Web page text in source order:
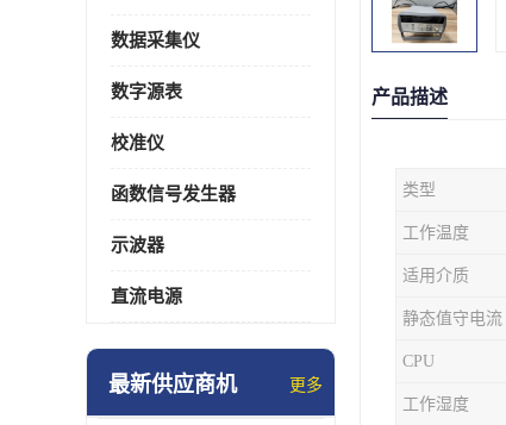
数据采集仪
数字源表
校准仪
函数信号发生器
示波器
直流电源
最新供应商机 更多
产品描述
类型
工作温度
适用介质
静态值守电流
CPU
工作湿度